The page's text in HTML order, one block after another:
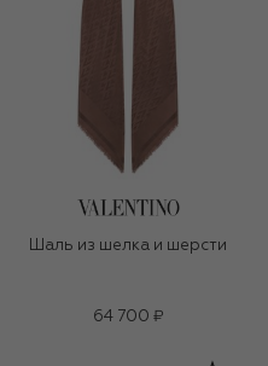
Шаль из шелка и шерсти
64 700 ₽